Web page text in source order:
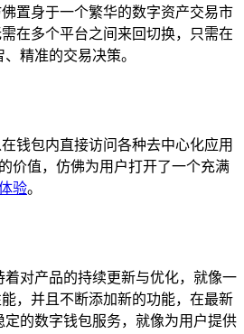
置身于一个繁华的数字资产交易市
在多个平台之间来回切换，只需在
精准的交易决策。
钱包内直接访问各种去中心化应用
价值，仿佛为用户打开了一个充满
验。
对产品的持续更新与优化，就像一
，并且不断添加新的功能，在最新
的数字钱包服务，就像为用户提供